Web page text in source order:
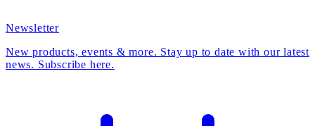
Newsletter
New products, events & more. Stay up to date with our latest
news. Subscribe here.